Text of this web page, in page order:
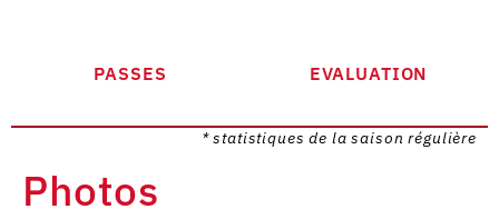
PASSES EVALUATION
* statistiques de la saison régulière
Photos